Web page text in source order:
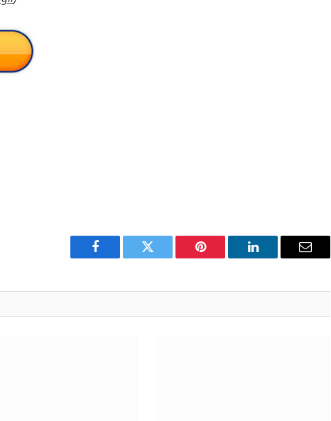
Facebook Twitter Pinterest LinkedIn Email